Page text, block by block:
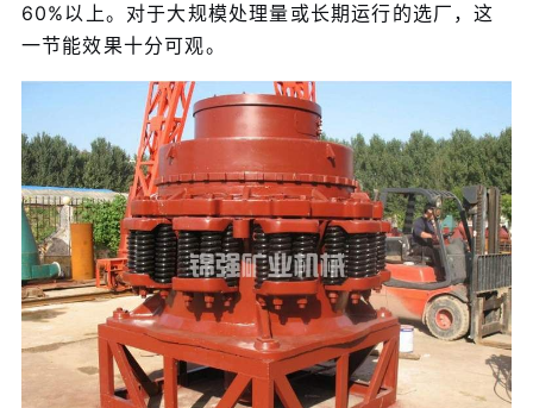
60%以上。对于大规模处理量或长期运行的选厂，这
一节能效果十分可观。